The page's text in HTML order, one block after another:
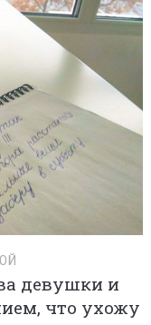
девушки и
что ухожу